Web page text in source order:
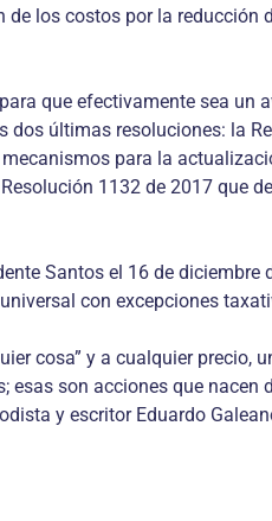
los costos por la
que efectivamente sea un
últimas resoluciones: la
para la
1132 de 2017 que
Santos el 16 de diciembre
con excepciones
cosa” y a cualquier precio,
son acciones que
y escritor Eduardo